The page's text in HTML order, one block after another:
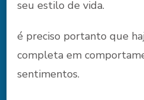
seu estilo de vida.
é preciso portanto que
completa em
sentimentos.